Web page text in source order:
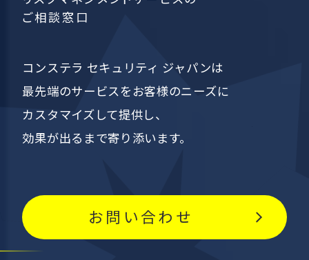
ご相談窓口
コンステラ セキュリティ ジャパンは
最先端のサービスをお客様のニーズに
カスタマイズして提供し、
効果が出るまで寄り添います。
お問い合わせ